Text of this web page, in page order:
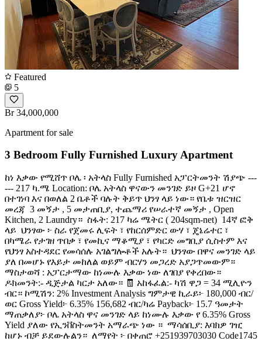
Featured
5
Br 34,000,000
Apartment for sale
3 Bedroom Fully Furnished Luxury Apartment
ከነ እቃው የሚሸጥ ቦሌ ፡ አትላስ Fully Furnished አፓርትመንት ሽያጭ ---
--- 217 ካ.ሜ Location: ቦሌ አትላስ ዋናውን መንገድ ይዞ G+21 ሆኖ
በተገነባ እና በወለል 2 ቤቶች ባሉት ቅይጥ ህንፃ ላይ ነው። የቤቱ ዝርዝር
መረጃ ️ 3 መኝታ , 5 መታጠቢያ, ተጨማሪ የሠራተኛ መኝታ , Open
Kitchen, 2 Laundry። ️ ስፋት: 217 ካሬ ሜትር ( 204sqm-net) ️ 14ኛ ፎቅ
ላይ ️ ህንፃው ፦ ስራ የጀመሩ ሊፍት ፣ የከርሰምድር ውሃ ፣ ጄኔሬተር ፣
በካሜራ የታገዘ ጥበቃ ፣ የመኪና ማቆሚያ ፣ የካርድ መግቢያ ሲስተም እና
የህንፃ አስተዳደር የመሳሰሉ አገልግሎቶች አሉት። ️ ህንፃው በዋና መንገድ ላይ
ያለ በመሆኑ የእይታ መከለል ወይም ብርሃን መጋረድ አያጋጥመውም። ️
ማስታወሻ : አፓርታማው ከነሙሉ እቃው ነው ለገበያ የቀረበው።
ዶክመንት:- ዲጅታል ካርታ አለው። 🧾 አከፋፈል:- ካሽ ዋጋ = 34 ሚሊዮን
ብር። ኮሚሽን: 2% Investment Analysis ግምታዊ ኪራይ፦ 180,000 ብር/
ወር Gross Yield፦ 6.35% 156,682 ብር/ካሬ Payback፦ 15.7 ዓመታት
ማጠቃለያ፦ ቦሌ አትላስ ዋና መንገድ ላይ ከነሙሉ እቃው የ 6.35% Gross
Yield ያለው የኢንቨስትመንት አማራጭ ነው ። ️ ማሳሰቢያ: እባክዎ ገዢ
ከሆኑ ብቻ ይደውሉልን። ️ ለማየት ፦ በቀጠሮ +251939703030 Code1745